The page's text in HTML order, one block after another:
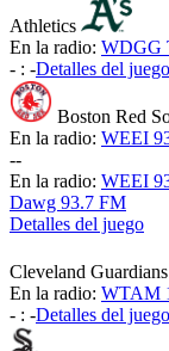
Athletics
En la radio: WDGG
- : -Detalles del juego
Boston Red
En la radio: WEEI
--
En la radio: WEEI
Dawg 93.7 FM
Detalles del juego
Cleveland Guardians
En la radio: WTAM
- : -Detalles del juego